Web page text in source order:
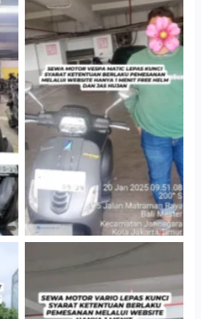
Cityplaza Jatinegara
Gedung Parkir P6A